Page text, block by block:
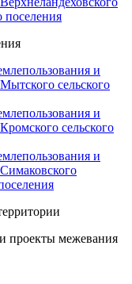
поселения
и
сельского
и
сельского
и
проекты межевания